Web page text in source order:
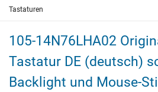
Tastaturen
105-14N76LHA02
Tastatur DE (deutsch)
Backlight und Mouse-